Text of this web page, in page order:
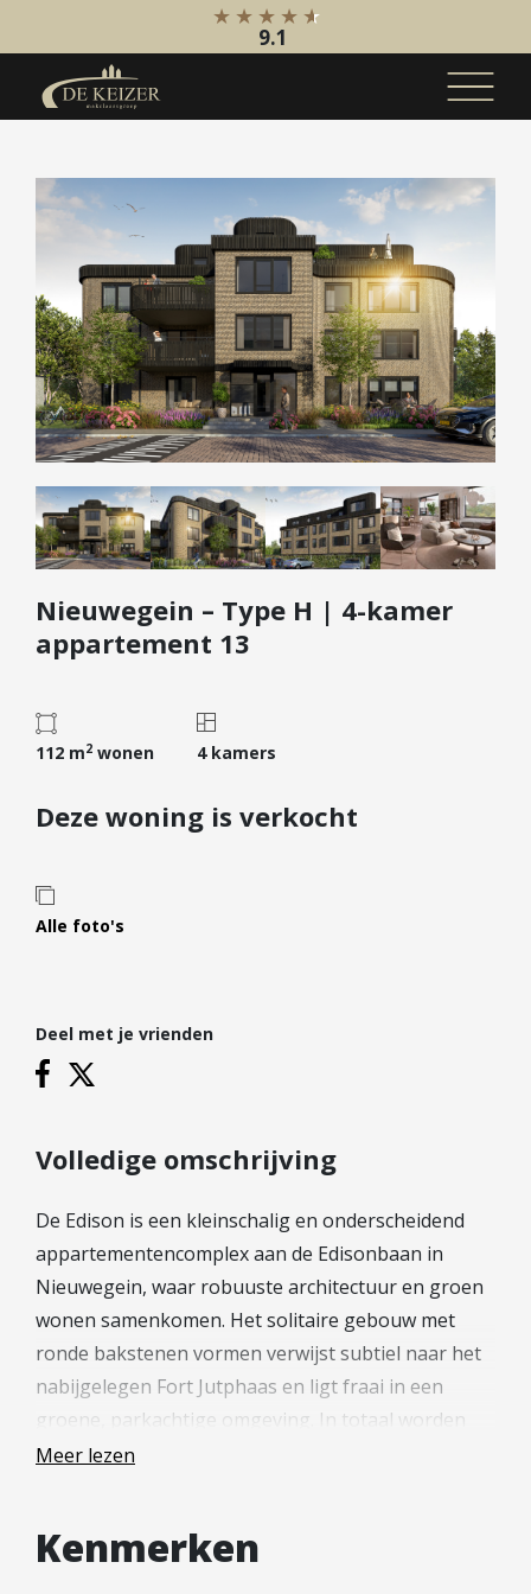
Koopaanbod
Bestaande bouw
Internationaal
Nieuwbouw
Bedrijfsaanbod
Huuraanbod
Bestaande bouw
Internationaal
Nieuwbouw
Bedrijfsaanbod
Diensten
Kopen
Verkopen
Verhuren
Taxeren
Projectontwikkelaars
Particulieren
Hypotheek oversluiten
Hypotheek verhogen
Financiële check
Duurzame hypotheek
Reviews
Contact
Leer ons kennen
Over Ons
Ons Team
Blog
9.1
Nieuwegein – Type H | 4-kamer
appartement 13
112 m2 wonen 4 kamers
Deze woning is verkocht
Alle foto's
Deel met je vrienden
Volledige omschrijving
De Edison is een kleinschalig en onderscheidend
appartementencomplex aan de Edisonbaan in
Nieuwegein, waar robuuste architectuur en groen
wonen samenkomen. Het solitaire gebouw met
ronde bakstenen vormen verwijst subtiel naar het
nabijgelegen Fort Jutphaas en ligt fraai in een
groene, parkachtige omgeving. In totaal worden
hier 15 zeer energiezuinige koopappartementen
terugliggende derde verdieping (extra privacy),
Meer lezen
Kenmerken